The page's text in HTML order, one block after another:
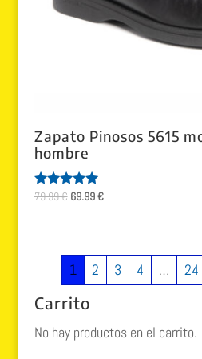
Zapato Pinosos 5615
hombre
Valorado
79.99€ El
79.99 €.
69.99€El
69.99 €.
1 2 3 4 … 24
Carrito
No hay productos en el carrito.